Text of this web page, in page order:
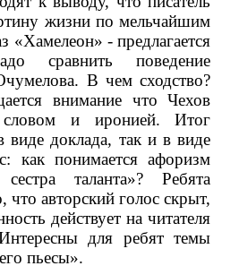
жизни по мельчайшим
«Хамелеон» - предлагается
сравнить поведение
В чем сходство?
внимание что Чехов
словом и иронией. Итог
доклада, так и в виде
как понимается афоризм
таланта»? Ребята
авторский голос скрыт,
действует на читателя
для ребят темы
пьесы».